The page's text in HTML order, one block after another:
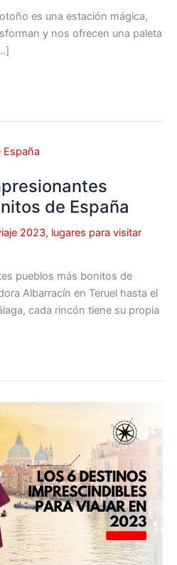
es una estación mágica,
y nos ofrecen una paleta
de España
2023, lugares para visitar
pueblos más bonitos de
Albarracín en Teruel hasta el
cada rincón tiene su propia